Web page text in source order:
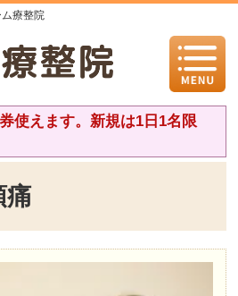
療整院
使えます。新規は1日1名限
痛